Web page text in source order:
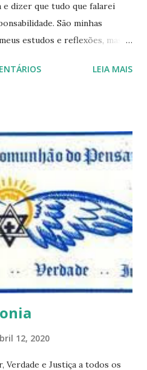
dizer que tudo que falarei
São minhas
estudos e reflexões, mas
desta forma. Eu vos
própria visão. Durante todo
este tema e gostaríamos de
e reflexões no final
e acompanhar as
Não estranhem o fato
do que respostas, mais
prontas, pois as perguntas
o aprendizado do que as
de fato afirmar alguma coi...
LEIA MAIS
12, 2020
Verdade e Justiça a todos os